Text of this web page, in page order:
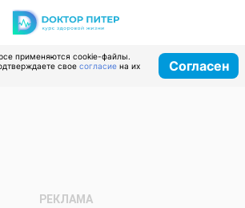
применяются cookie-файлы.
свое согласие на их
Согласен